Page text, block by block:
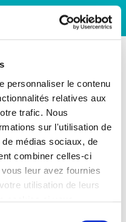
personnaliser le contenu
relatives aux
trafic. Nous
sur l'utilisation de
médias sociaux, de
combiner celles-ci
leur avez fournies
utilisation de leurs